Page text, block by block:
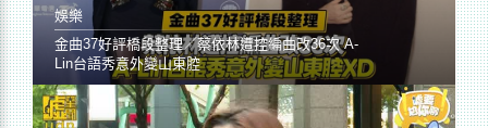
娛樂
金曲37好評橋段整理／蔡依林遭控編曲改36次 A-
Lin台語秀意外變山東腔